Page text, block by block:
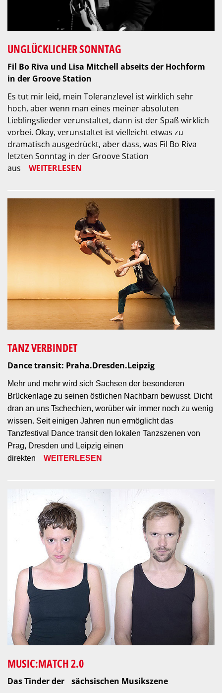
UNGLÜCKLICHER SONNTAG
Fil Bo Riva und Lisa Mitchell abseits der Hochform
in der Groove Station
Es tut mir leid, mein Toleranzlevel ist wirklich sehr
hoch, aber wenn man eines meiner absoluten
Lieblingslieder verunstaltet, dann ist der Spaß wirklich
vorbei. Okay, verunstaltet ist vielleicht etwas zu
dramatisch ausgedrückt, aber dass, was Fil Bo Riva
letzten Sonntag in der Groove Station
aus
WEITERLESEN
TANZ VERBINDET
Dance transit: Praha.Dresden.Leipzig
Mehr und mehr wird sich Sachsen der besonderen
Brückenlage zu seinen östlichen Nachbarn bewusst. Dicht
dran an uns Tschechien, worüber wir immer noch zu wenig
wissen. Seit einigen Jahren nun ermöglicht das
Tanzfestival Dance transit den lokalen Tanzszenen von
Prag, Dresden und Leipzig einen
direkten
WEITERLESEN
MUSIC:MATCH 2.0
Das Tinder der sächsischen Musikszene